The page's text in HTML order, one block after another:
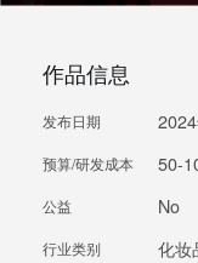
作品信息
发布日期
预算/研发成本 50-
公益 No
行业类别 化妆